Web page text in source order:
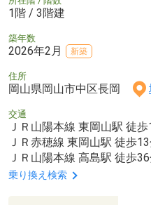
1階 / 3階建
築年数
2026年2月 新築
住所
岡山県岡山市中区長岡
交通
ＪＲ山陽本線 東岡山駅 徒
ＪＲ赤穂線 東岡山駅 徒歩
ＪＲ山陽本線 高島駅 徒歩
乗り換え検索